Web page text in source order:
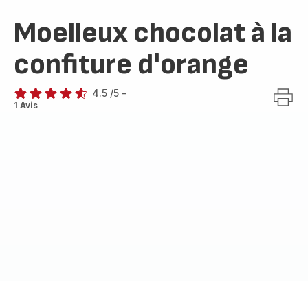
Moelleux chocolat à la
confiture d'orange
ratings.4.5
4.5 /5 -
1 Avis